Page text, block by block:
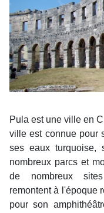
Pula est une ville en
ville est connue pour
ses eaux turquoise,
nombreux parcs et
de nombreux
remontent à l'époque
pour son